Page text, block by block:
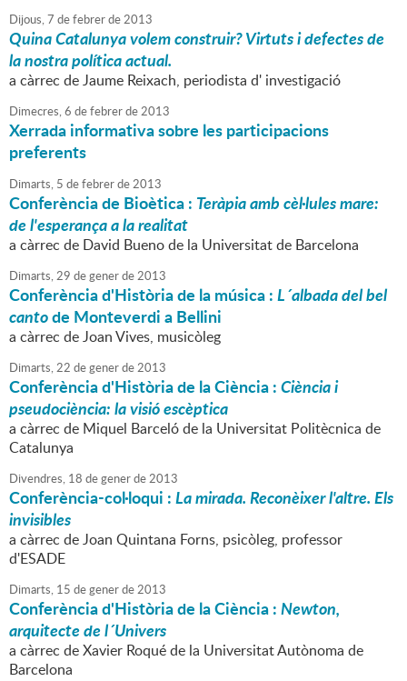
Dijous,7 defebrerde2013
Quina Catalunya volem construir? Virtuts i defectes de
la nostra política actual.
a càrrec de Jaume Reixach, periodista d' investigació
Dimecres,6 defebrerde2013
Xerrada informativa sobre les participacions
preferents
Dimarts, 5 defebrerde2013
Conferència de Bioètica : Teràpia amb cèl·lules mare:
de l'esperança a la realitat
a càrrec de David Bueno de la Universitat de Barcelona
Dimarts,29 degenerde2013
Conferència d'Història de la música :L´albada del bel
cantode Monteverdi a Bellini
a càrrec de Joan Vives, musicòleg
Dimarts,22 degenerde2013
Conferència d'Història de la Ciència :Ciència i
pseudociència: la visió escèptica
a càrrec de Miquel Barceló de la Universitat Politècnica de
Catalunya
Divendres, 18 degenerde2013
Conferència-col·loqui :La mirada. Reconèixer l'altre. Els
invisibles
a càrrec de Joan Quintana Forns, psicòleg, professor
d'ESADE
Dimarts, 15 degenerde2013
Conferència d'Història de la Ciència :Newton,
arquitecte de l´Univers
a càrrec de Xavier Roqué de la Universitat Autònoma de
Barcelona